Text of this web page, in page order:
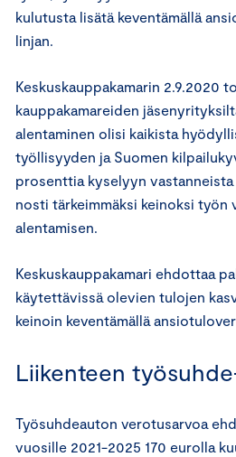
kulutusta lisätä keventämällä
linjan.
Keskuskauppakamarin 2.9.2020
kauppakamareiden
alentaminen olisi kaikista
työllisyyden ja Suomen
prosenttia kyselyyn
nosti tärkeimmäksi keinoksi työn
alentamisen.
Keskuskauppakamari ehdottaa
käytettävissä olevien tulojen
keinoin keventämällä
Liikenteen
Työsuhdeauton verotusarvoa
vuosille 2021-2025 170 eurolla